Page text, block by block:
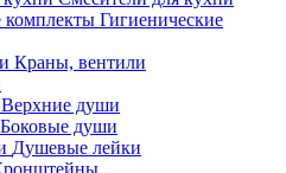
Гигиенические
Краны, вентили
Верхние души
Боковые души
Душевые лейки